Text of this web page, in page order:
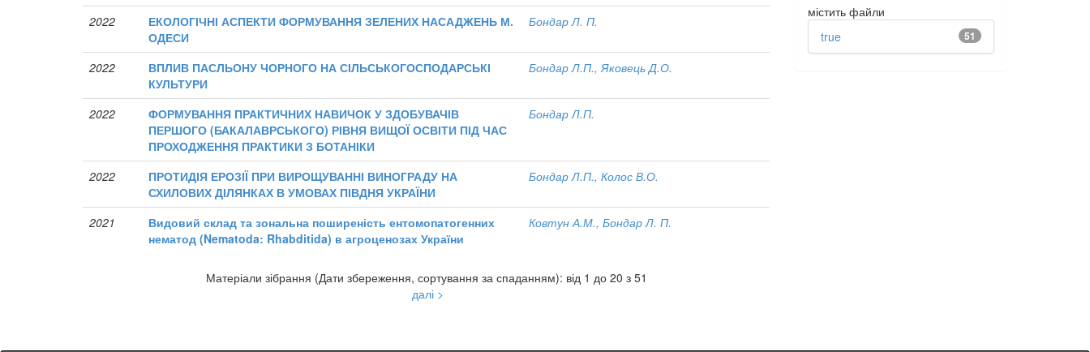
2022
ЕКОЛОГІЧНІ АСПЕКТИ ФОРМУВАННЯ ЗЕЛЕНИХ НАСАДЖЕНЬ М.
ОДЕСИ
Бондар Л. П.
2022
ВПЛИВ ПАСЛЬОНУ ЧОРНОГО НА СІЛЬСЬКОГОСПОДАРСЬКІ
КУЛЬТУРИ
Бондар Л.П., Яковець Д.О.
2022
ФОРМУВАННЯ ПРАКТИЧНИХ НАВИЧОК У ЗДОБУВАЧІВ
ПЕРШОГО (БАКАЛАВРСЬКОГО) РІВНЯ ВИЩОЇ ОСВІТИ ПІД ЧАС
ПРОХОДЖЕННЯ ПРАКТИКИ З БОТАНІКИ
Бондар Л.П.
2022
ПРОТИДІЯ ЕРОЗІЇ ПРИ ВИРОЩУВАННІ ВИНОГРАДУ НА
СХИЛОВИХ ДІЛЯНКАХ В УМОВАХ ПІВДНЯ УКРАЇНИ
Бондар Л.П., Колос В.О.
2021
Видовий склад та зональна поширеність ентомопатогенних
нематод (Nematoda: Rhabditida) в агроценозах України
Ковтун А.М., Бондар Л. П.
Матеріали зібрання (Дати збереження, сортування за спаданням): від 1 до 20 з 51
далі >
містить файли
51
true